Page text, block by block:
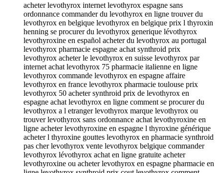
acheter levothyrox internet levothyrox espagne sans
ordonnance commander du levothyrox en ligne trouver du
levothyrox en belgique levothyrox en belgique prix l thyroxin
henning se procurer du levothyrox generique lévothyrox
levothyroxine en español acheter du levothyrox au portugal
levothyrox pharmacie espagne achat synthroid prix
levothyrox acheter le levothyrox en suisse levothyrox par
internet achat levothyrox 75 pharmacie italienne en ligne
levothyrox commande levothyrox en espagne affaire
levothyrox en france levothyrox pharmacie toulouse prix
levothyrox 50 acheter synthroid prix de levothyrox en
espagne achat levothyrox en ligne comment se procurer du
levothyrox a l etranger levothyrox marque levothyrox ou
trouver levothyrox sans ordonnance achat levothyroxine en
ligne acheter levothyroxine en espagne l thyroxine générique
acheter l thyroxine gouttes levothyrox en pharmacie synthroid
pas cher levothyrox vente levothyrox belgique commander
levothyrox lévothyrox achat en ligne gratuite acheter
levothyroxine ou acheter levothyrox en espagne pharmacie en